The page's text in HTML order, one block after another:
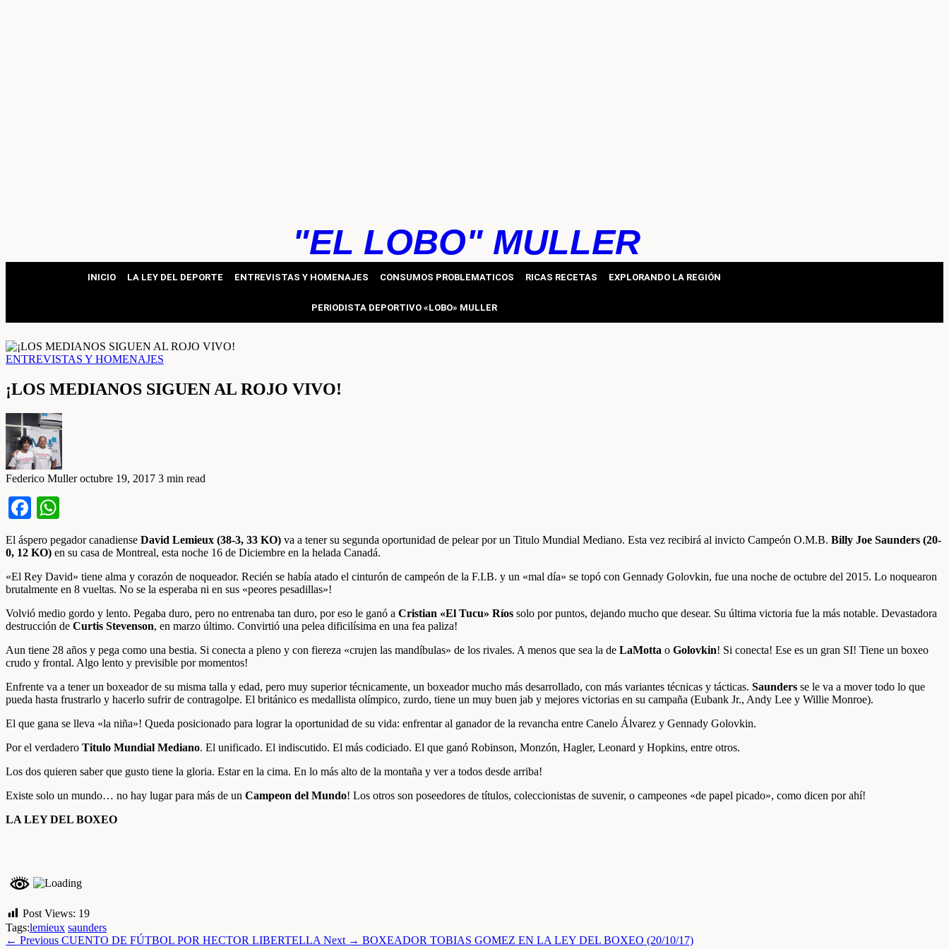
"EL LOBO" MULLER
INICIO LA LEY DEL DEPORTE ENTREVISTAS Y HOMENAJES CONSUMOS PROBLEMATICOS RICAS RECETAS EXPLORANDO LA REGIÓN
PERIODISTA DEPORTIVO «LOBO» MULLER
ENTREVISTAS Y HOMENAJES
¡LOS MEDIANOS SIGUEN AL ROJO VIVO!
Federico Muller octubre 19, 2017 3 min read
Facebook
El áspero pegador canadiense David Lemieux (38-3, 33 KO) va a tener su segunda oportunidad de pelear por un Titulo Mundial Mediano. Esta vez recibirá al invicto Campeón O.M.B. Billy Joe Saunders (20-
0, 12 KO) en su casa de Montreal, esta noche 16 de Diciembre en la helada Canadá.
«El Rey David» tiene alma y corazón de noqueador. Recién se había atado el cinturón de campeón de la F.I.B. y un «mal día» se topó con Gennady Golovkin, fue una noche de octubre del 2015. Lo noquearon
brutalmente en 8 vueltas. No se la esperaba ni en sus «peores pesadillas»!
Volvió medio gordo y lento. Pegaba duro, pero no entrenaba tan duro, por eso le ganó a Cristian «El Tucu» Ríos solo por puntos, dejando mucho que desear. Su última victoria fue la más notable. Devastadora
destrucción de Curtis Stevenson, en marzo último. Convirtió una pelea dificilísima en una fea paliza!
Aun tiene 28 años y pega como una bestia. Si conecta a pleno y con fiereza «crujen las mandíbulas» de los rivales. A menos que sea la de LaMotta o Golovkin! Si conecta! Ese es un gran SI! Tiene un boxeo
crudo y frontal. Algo lento y previsible por momentos!
Enfrente va a tener un boxeador de su misma talla y edad, pero muy superior técnicamente, un boxeador mucho más desarrollado, con más variantes técnicas y tácticas. Saunders se le va a mover todo lo que
pueda hasta frustrarlo y hacerlo sufrir de contragolpe. El británico es medallista olímpico, zurdo, tiene un muy buen jab y mejores victorias en su campaña (Eubank Jr., Andy Lee y Willie Monroe).
El que gana se lleva «la niña»! Queda posicionado para lograr la oportunidad de su vida: enfrentar al ganador de la revancha entre Canelo Álvarez y Gennady Golovkin.
Por el verdadero Titulo Mundial Mediano. El unificado. El indiscutido. El más codiciado. El que ganó Robinson, Monzón, Hagler, Leonard y Hopkins, entre otros.
Los dos quieren saber que gusto tiene la gloria. Estar en la cima. En lo más alto de la montaña y ver a todos desde arriba!
Existe solo un mundo… no hay lugar para más de un Campeon del Mundo! Los otros son poseedores de títulos, coleccionistas de suvenir, o campeones «de papel picado», como dicen por ahí!
LA LEY DEL BOXEO
Post Views: 19
Tags:lemieux saunders
← Previous CUENTO DE FÚTBOL POR HECTOR LIBERTELLA Next → BOXEADOR TOBIAS GOMEZ EN LA LEY DEL BOXEO (20/10/17)